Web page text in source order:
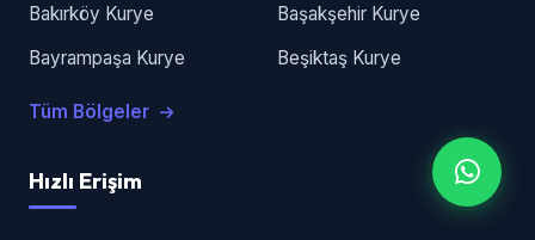
Bakırköy Kurye
Başakşehir Kurye
Bayrampaşa Kurye
Beşiktaş Kurye
Tüm Bölgeler
Hızlı Erişim